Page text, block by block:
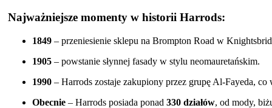
Najważniejsze momenty w historii Harrods:
1849 – przeniesienie sklepu na Brompton Road w
1905 – powstanie słynnej fasady w stylu neomauretańskim.
1990 – Harrods zostaje zakupiony przez grupę Al-Fayeda,
Obecnie – Harrods posiada ponad 330 działów, od mody,